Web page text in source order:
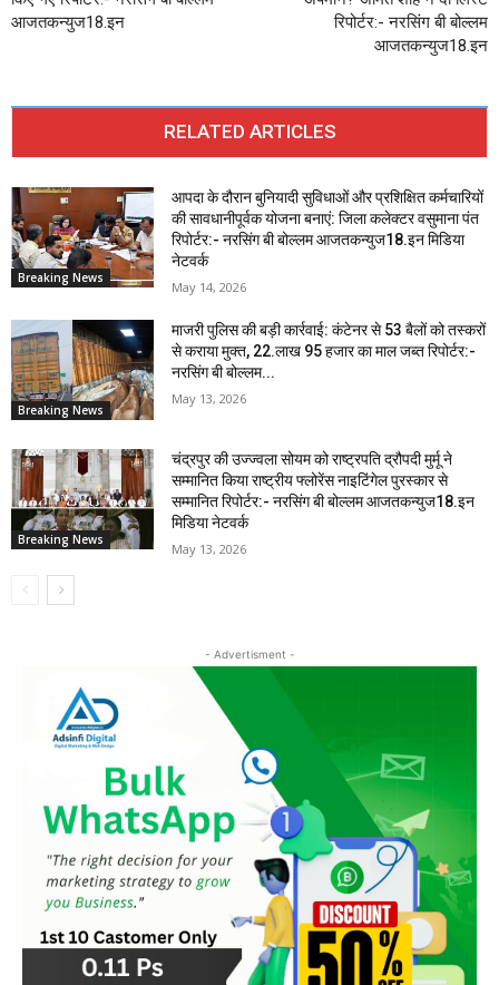
आजतकन्युज18.इन
रिपोर्टर:- नरसिंग बी बोल्लम
आजतकन्युज18.इन
RELATED ARTICLES
Breaking News
आपदा के दौरान बुनियादी सुविधाओं और प्रशिक्षित कर्मचारियों
की सावधानीपूर्वक योजना बनाएं: जिला कलेक्टर वसुमाना पंत
रिपोर्टर:- नरसिंग बी बोल्लम आजतकन्युज18.इन मिडिया
नेटवर्क
May 14, 2026
Breaking News
माजरी पुलिस की बड़ी कार्रवाई: कंटेनर से 53 बैलों को तस्करों
से कराया मुक्त, 22.लाख 95 हजार का माल जब्त रिपोर्टर:-
नरसिंग बी बोल्लम...
May 13, 2026
Breaking News
चंद्रपुर की उज्ज्वला सोयम को राष्ट्रपति द्रौपदी मुर्मू ने
सम्मानित किया राष्ट्रीय फ्लोरेंस नाइटिंगेल पुरस्कार से
सम्मानित रिपोर्टर:- नरसिंग बी बोल्लम आजतकन्युज18.इन
मिडिया नेटवर्क
May 13, 2026
- Advertisment -